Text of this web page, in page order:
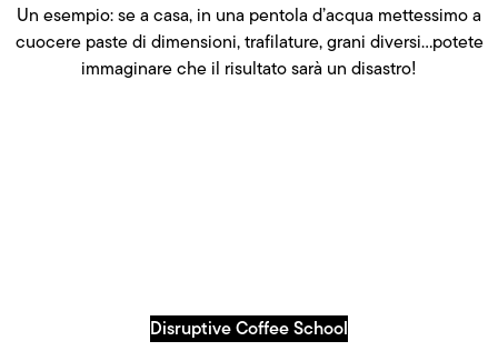
Un esempio: se a casa, in una pentola d’acqua mettessimo a
cuocere paste di dimensioni, trafilature, grani diversi…potete
immaginare che il risultato sarà un disastro!
CONVEZIONE
Scopri
TIPOLOGIE DI TOSTATURA & METODI DI ESTRAZIONE
Disruptive Coffee School